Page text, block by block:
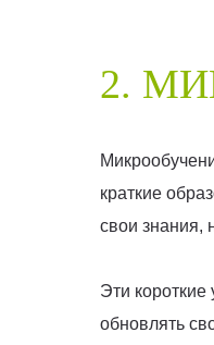
2.
краткие
свои знания,
Эти
обновлять